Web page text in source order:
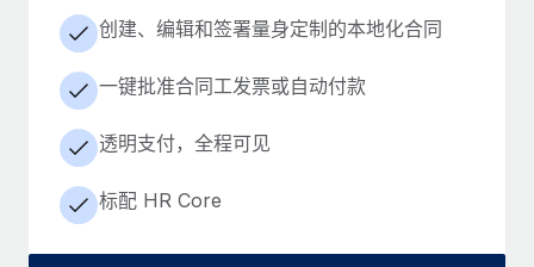
创建、编辑和签署量身定制的本地化合同
一键批准合同工发票或自动付款
透明支付，全程可见
标配 HR Core